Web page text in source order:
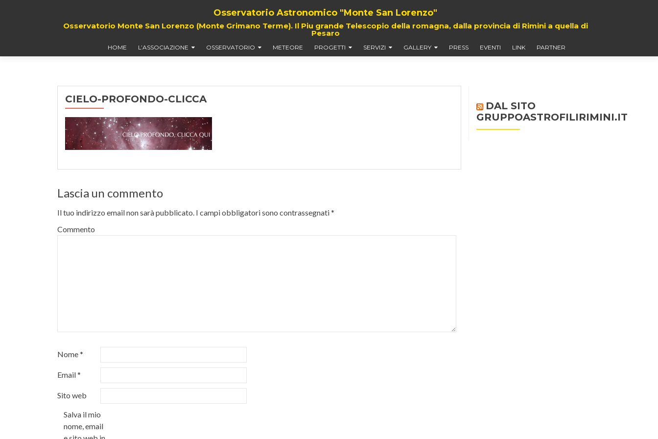
Osservatorio Astronomico "Monte San Lorenzo"
Osservatorio Monte San Lorenzo (Monte Grimano Terme). Il Piu grande Telescopio della romagna, dalla provincia di Rimini a quella di
Pesaro
HOME L’ASSOCIAZIONE OSSERVATORIO METEORE PROGETTI SERVIZI GALLERY PRESS EVENTI LINK PARTNER
CIELO-PROFONDO-CLICCA
Lascia un commento
Il tuo indirizzo email non sarà pubblicato. I campi obbligatori sono contrassegnati*
Commento
Nome*
Email*
Sito web
Salva il mio
nome, email
DAL SITO
GRUPPOASTROFILIRIMINI.IT